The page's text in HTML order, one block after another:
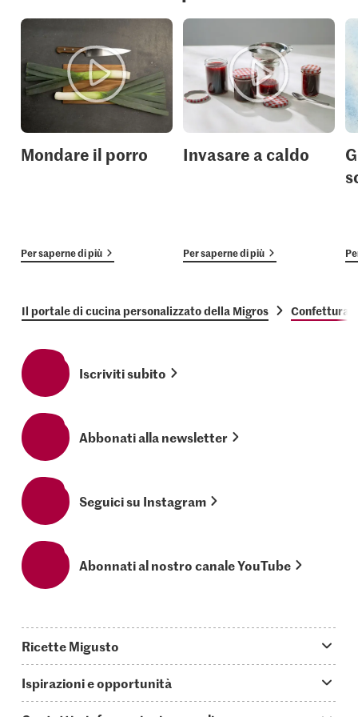
Mondare il porro
Per saperne di più
Invasare a caldo
Per saperne di più
Il portale di cucina personalizzato della Migros Confettura
Iscriviti subito
Abbonati alla newsletter
Seguici su Instagram
Abonnati al nostro canale YouTube
Ricette Migusto
Oggi cucino
Ispirazioni e opportunità